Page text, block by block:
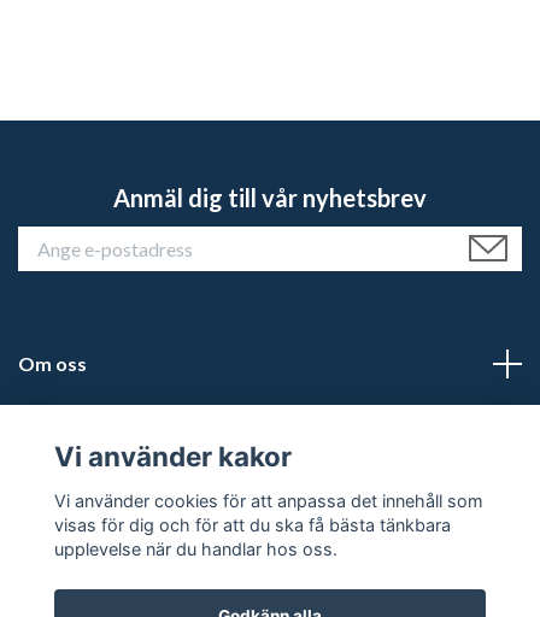
Anmäl dig till vår nyhetsbrev
Om oss
Läs mer
Vi använder kakor
Vi använder cookies för att anpassa det innehåll som
visas för dig och för att du ska få bästa tänkbara
upplevelse när du handlar hos oss.